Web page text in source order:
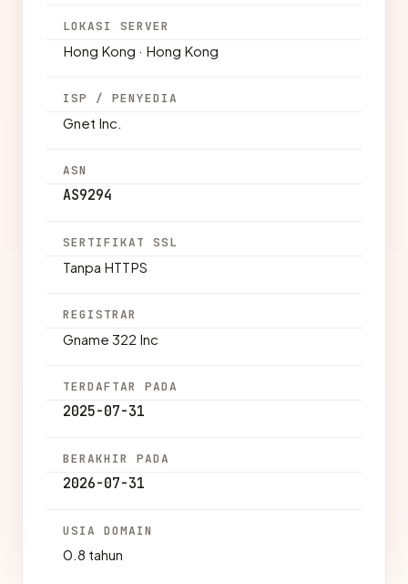
LOKASI SERVER
Hong Kong · Hong Kong
ISP / PENYEDIA
Gnet Inc.
ASN
AS9294
SERTIFIKAT SSL
Tanpa HTTPS
REGISTRAR
Gname 322 Inc
TERDAFTAR PADA
2025-07-31
BERAKHIR PADA
2026-07-31
USIA DOMAIN
0.8 tahun